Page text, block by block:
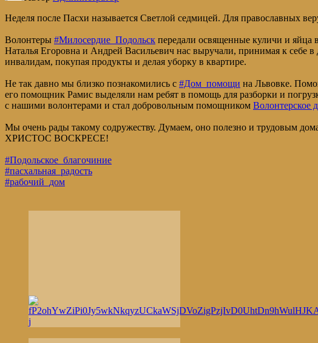
Неделя после Пасхи называется Светлой седмицей. Для православных
Волонтеры #Милосердие_Подольск передали освященные куличи и яйца
Наталья Егоровна и Андрей Васильевич нас выручали, принимая к
инвалидам, покупая продукты и делая уборку в квартире.
Не так давно мы близко познакомились с #Дом_помощи на Львовке.
его помощник Рамис выделяли нам ребят в помощь для разборки и
с нашими волонтерами и стал добровольным помощником
Мы очень рады такому содружеству. Думаем, оно полезно и трудовым
ХРИСТОС ВОСКРЕСЕ!
#Подольское_благочиние
#пасхальная_радость
#рабочий_дом